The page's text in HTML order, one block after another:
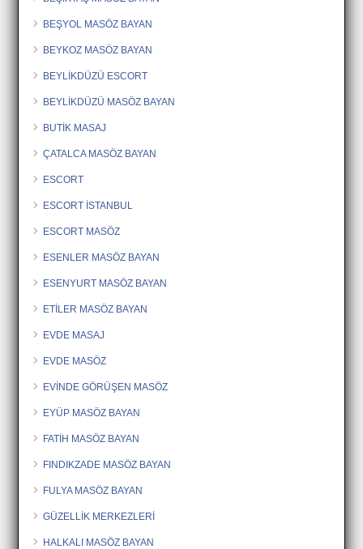
BEŞYOL MASÖZ BAYAN
BEYKOZ MASÖZ BAYAN
BEYLİKDÜZÜ ESCORT
BEYLİKDÜZÜ MASÖZ BAYAN
BUTİK MASAJ
ÇATALCA MASÖZ BAYAN
ESCORT
ESCORT İSTANBUL
ESCORT MASÖZ
ESENLER MASÖZ BAYAN
ESENYURT MASÖZ BAYAN
ETİLER MASÖZ BAYAN
EVDE MASAJ
EVDE MASÖZ
EVİNDE GÖRÜŞEN MASÖZ
EYÜP MASÖZ BAYAN
FATİH MASÖZ BAYAN
FINDIKZADE MASÖZ BAYAN
FULYA MASÖZ BAYAN
GÜZELLİK MERKEZLERİ
HALKALI MASÖZ BAYAN